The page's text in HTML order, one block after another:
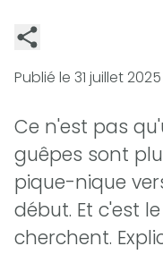
Publié le 31 juillet
Ce n'est pas
guêpes sont
pique-nique
début. Et c'est
cherchent.